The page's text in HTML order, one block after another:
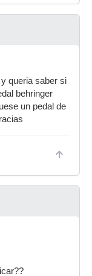
queria saber si
behringer
un pedal de